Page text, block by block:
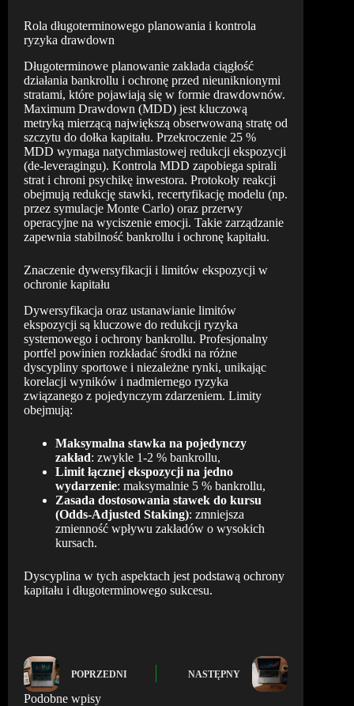
Rola długoterminowego planowania i kontrola
ryzyka drawdown
Długoterminowe planowanie zakłada ciągłość
działania bankrollu i ochronę przed nieuniknionymi
stratami, które pojawiają się w formie drawdownów.
Maximum Drawdown (MDD) jest kluczową
metryką mierzącą największą obserwowaną stratę od
szczytu do dołka kapitału. Przekroczenie 25 %
MDD wymaga natychmiastowej redukcji ekspozycji
(de-leveragingu). Kontrola MDD zapobiega spirali
strat i chroni psychikę inwestora. Protokoły reakcji
obejmują redukcję stawki, recertyfikację modelu (np.
przez symulacje Monte Carlo) oraz przerwy
operacyjne na wyciszenie emocji. Takie zarządzanie
zapewnia stabilność bankrollu i ochronę kapitału.
Znaczenie dywersyfikacji i limitów ekspozycji w
ochronie kapitału
Dywersyfikacja oraz ustanawianie limitów
ekspozycji są kluczowe do redukcji ryzyka
systemowego i ochrony bankrollu. Profesjonalny
portfel powinien rozkładać środki na różne
dyscypliny sportowe i niezależne rynki, unikając
korelacji wyników i nadmiernego ryzyka
związanego z pojedynczym zdarzeniem. Limity
obejmują:
Maksymalna stawka na pojedynczy
zakład: zwykle 1-2 % bankrollu,
Limit łącznej ekspozycji na jedno
wydarzenie: maksymalnie 5 % bankrollu,
Zasada dostosowania stawek do kursu
(Odds-Adjusted Staking): zmniejsza
zmienność wpływu zakładów o wysokich
kursach.
Dyscyplina w tych aspektach jest podstawą ochrony
kapitału i długoterminowego sukcesu.
POPRZEDNI NASTĘPNY
Podobne wpisy